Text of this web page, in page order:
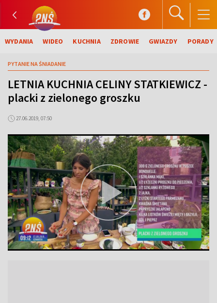
WYDANIA WIDEO KUCHNIA ZDROWIE GWIAZDY PORADY
PYTANIE NA ŚNIADANIE
LETNIA KUCHNIA CELINY STATKIEWICZ -
placki z zielonego groszku
27.06.2019, 07:50